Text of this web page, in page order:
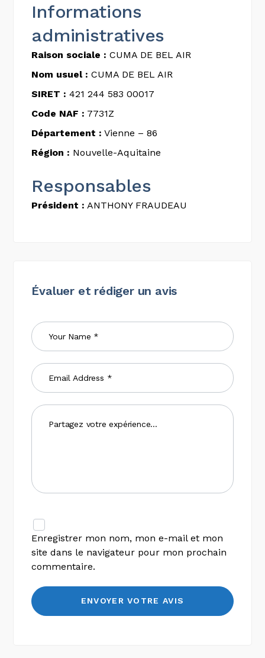
Informations
administratives
Raison sociale : CUMA DE BEL AIR
Nom usuel : CUMA DE BEL AIR
SIRET : 421 244 583 00017
Code NAF : 7731Z
Département : Vienne – 86
Région : Nouvelle-Aquitaine
Responsables
Président : ANTHONY FRAUDEAU
Évaluer et rédiger un avis
Enregistrer mon nom, mon e-mail et mon
site dans le navigateur pour mon prochain
commentaire.